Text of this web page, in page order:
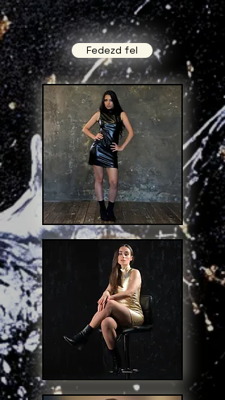
Fedezd fel